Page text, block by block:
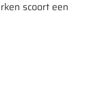
scoort een